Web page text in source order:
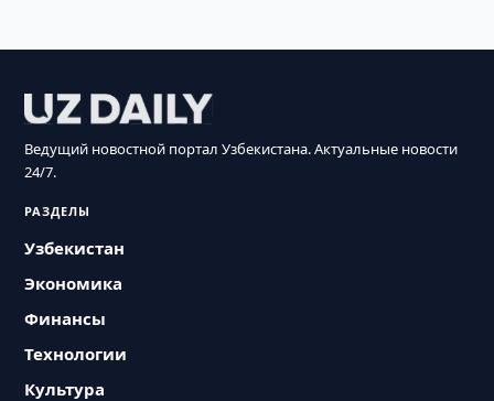
Ведущий новостной портал Узбекистана. Актуальные новости
24/7.
РАЗДЕЛЫ
Узбекистан
Экономика
Финансы
Технологии
Культура